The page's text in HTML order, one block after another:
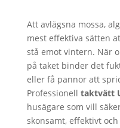
Att avlägsna mossa,
mest effektiva sätten
stå emot vintern. När
på taket binder det
eller få pannor att
Professionell taktvätt
husägare som vill
skonsamt, effektivt